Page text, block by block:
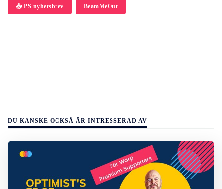
📥 PS nyhetsbrev BeamMeOut
DU KANSKE OCKSÅ ÄR INTRESSERAD AV